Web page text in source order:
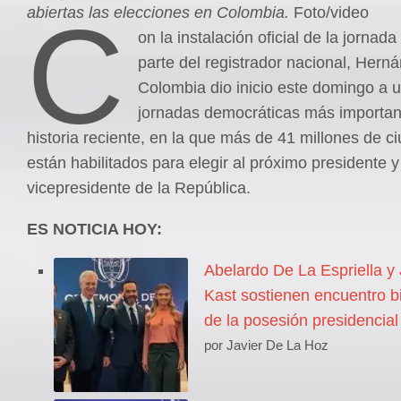
abiertas las elecciones en Colombia. Foto/video
C
on la instalación oficial de la
parte del registrador nacional,
Colombia dio inicio este domingo a
jornadas democráticas más
historia reciente, en la que más de 41 millones de
están habilitados para elegir al próximo presidente y
vicepresidente de la República.
ES NOTICIA HOY:
Abelardo De La Espriella y
Kast sostienen encuentro
de la posesión presidencial
por Javier De La Hoz